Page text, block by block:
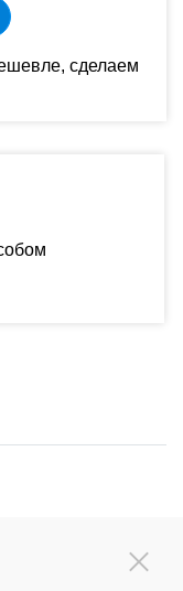
сделаем